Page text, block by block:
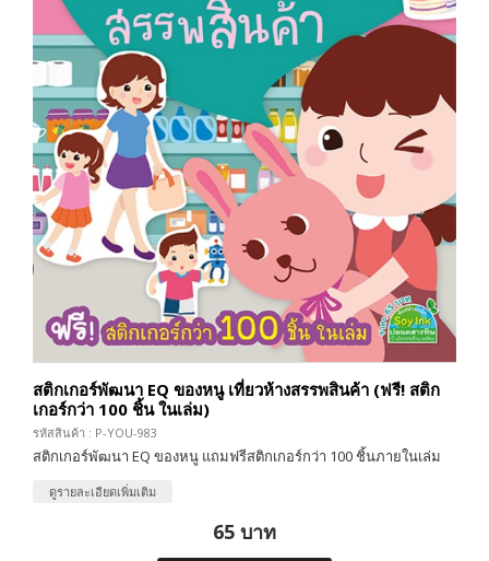
สติกเกอร์พัฒนา EQ ของหนู เที่ยวห้างสรรพสินค้า (ฟรี! สติก
เกอร์กว่า 100 ชิ้น ในเล่ม)
รหัสสินค้า : P-YOU-983
สติกเกอร์พัฒนา EQ ของหนู แถมฟรีสติกเกอร์กว่า 100 ชิ้นภายในเล่ม
ดูรายละเอียดเพิ่มเติม
65 บาท